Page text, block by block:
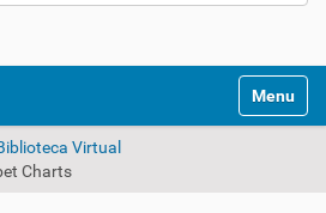
Mostrar/
Virtual
Charts